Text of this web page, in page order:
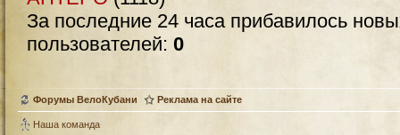
За последние 24 часа прибавилось
пользователей: 0
Форумы ВелоКубани Реклама на сайте
Наша команда